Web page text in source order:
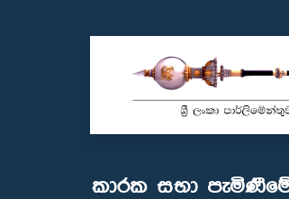
කාරක සභා